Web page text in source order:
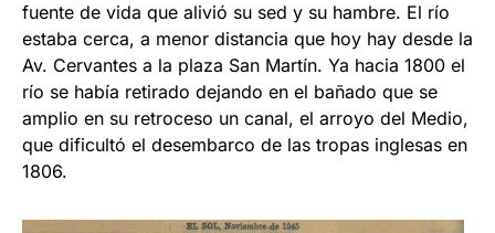
fuente de vida que alivió su sed y su hambre. El río
estaba cerca, a menor distancia que hoy hay desde la
Av. Cervantes a la plaza San Martín. Ya hacia 1800 el
río se había retirado dejando en el bañado que se
amplio en su retroceso un canal, el arroyo del Medio,
que dificultó el desembarco de las tropas inglesas en
1806.